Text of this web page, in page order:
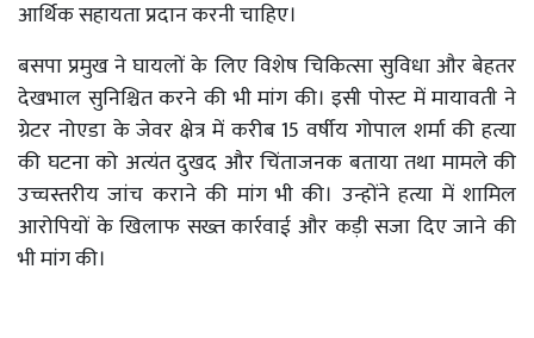
आर्थिक सहायता प्रदान करनी चाहिए।
बसपा प्रमुख ने घायलों के लिए विशेष चिकित्सा सुविधा और बेहतर
देखभाल सुनिश्चित करने की भी मांग की। इसी पोस्ट में मायावती ने
ग्रेटर नोएडा के जेवर क्षेत्र में करीब 15 वर्षीय गोपाल शर्मा की हत्या
की घटना को अत्यंत दुखद और चिंताजनक बताया तथा मामले की
उच्चस्तरीय जांच कराने की मांग भी की। उन्होंने हत्या में शामिल
आरोपियों के खिलाफ सख्त कार्रवाई और कड़ी सजा दिए जाने की
भी मांग की।